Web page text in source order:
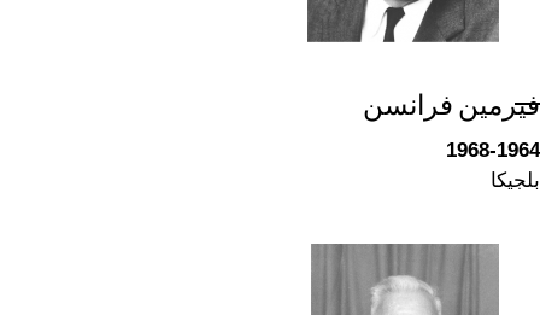
فيرمين فرانسن
1968-1964
بلجيكا